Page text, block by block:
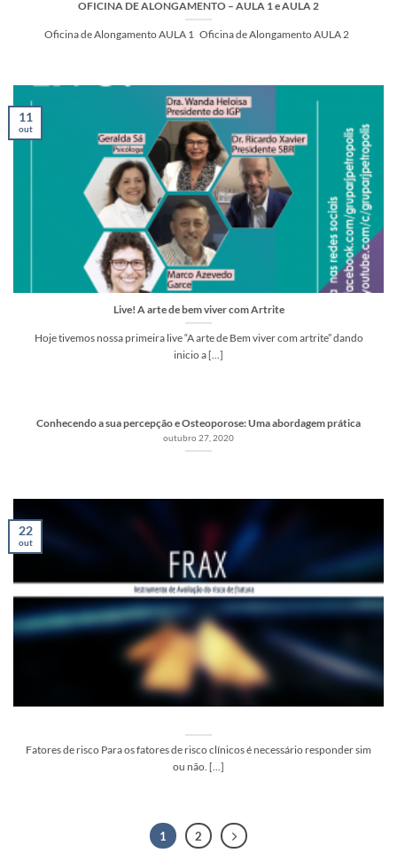
OFICINA DE ALONGAMENTO – AULA 1 e AULA 2
Oficina de Alongamento AULA 1 Oficina de Alongamento AULA 2
Live! A arte de bem viver com Artrite
Hoje tivemos nossa primeira live “A arte de Bem viver com artrite” dando
inicio a [...]
11
out
Conhecendo a sua percepção e Osteoporose: Uma abordagem prática
outubro 27, 2020
Fatores de risco Para os fatores de risco clínicos é necessário responder sim
ou não. [...]
22
out
1 2